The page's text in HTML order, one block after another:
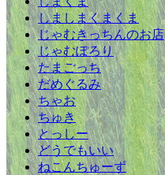
しましまくまくま
じゃむきっちんのお店
じゃむぽろり
たまごっち
だめぐるみ
ちゃお
ちゅき
とっしー
どうでもいい
ねこんちゅーず